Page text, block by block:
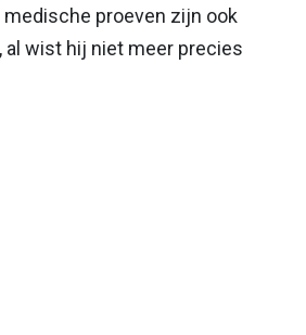
proeven zijn ook
al wist hij niet meer precies